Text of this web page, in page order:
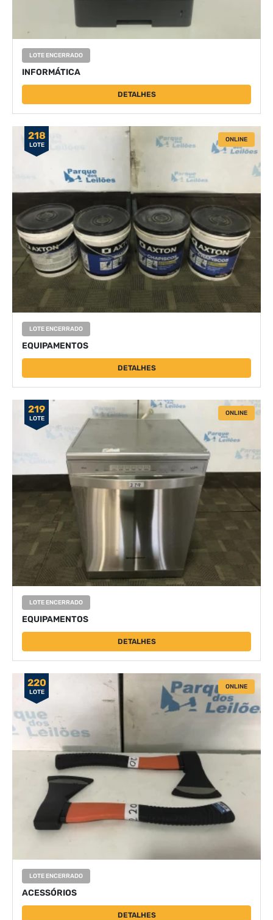
LOTE ENCERRADO
INFORMÁTICA
DETALHES
218
LOTE
ONLINE
LOTE ENCERRADO
EQUIPAMENTOS
DETALHES
219
LOTE
ONLINE
LOTE ENCERRADO
EQUIPAMENTOS
DETALHES
220
LOTE
ONLINE
LOTE ENCERRADO
ACESSÓRIOS
DETALHES